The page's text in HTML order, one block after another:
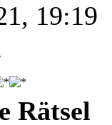
19:19
Rätsel